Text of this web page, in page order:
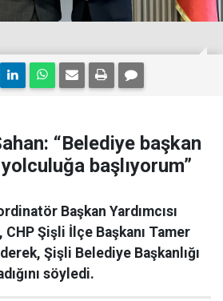
“Belediye başkan
başlıyorum”
Başkan Yardımcısı
CHP Şişli İlçe Başkanı Tamer
Şişli Belediye Başkanlığı
söyledi.